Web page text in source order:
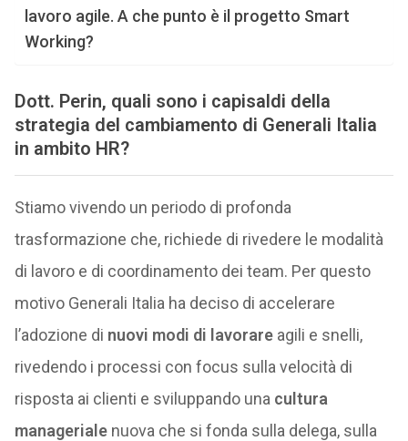
lavoro agile. A che punto è il progetto Smart
Working?
Dott. Perin, quali sono i capisaldi della
strategia del cambiamento di Generali Italia
in ambito HR?
Stiamo vivendo un periodo di profonda
trasformazione che, richiede di rivedere le modalità
di lavoro e di coordinamento dei team. Per questo
motivo Generali Italia ha deciso di accelerare
l’adozione di nuovi modi di lavorareagili e snelli,
rivedendo i processi con focus sulla velocità di
risposta ai clienti e sviluppando una cultura
managerialenuova che si fonda sulla delega, sulla